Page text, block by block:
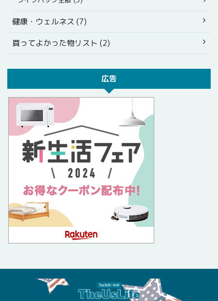
健康・ウェルネス (7)
買ってよかった物リスト (2)
広告